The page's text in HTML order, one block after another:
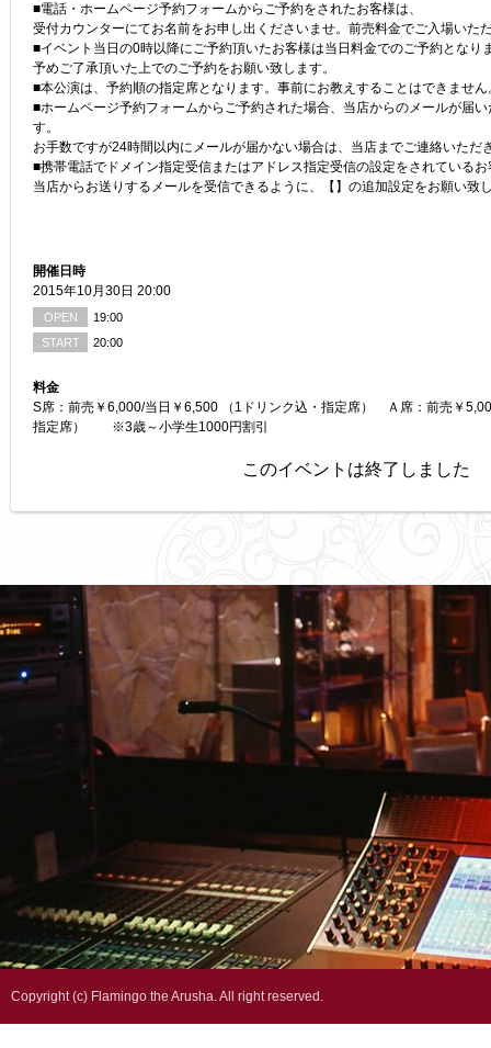
■電話・ホームページ予約フォームからご予約をされたお客様は、
受付カウンターにてお名前をお申し出くださいませ。前売料金でご入場いた
■イベント当日の0時以降にご予約頂いたお客様は当日料金でのご予約となり
予めご了承頂いた上でのご予約をお願い致します。
■本公演は、予約順の指定席となります。事前にお教えすることはできません
■ホームページ予約フォームからご予約された場合、当店からのメールが届
す。
お手数ですが24時間以内にメールが届かない場合は、当店までご連絡いただ
■携帯電話でドメイン指定受信またはアドレス指定受信の設定をされているお
当店からお送りするメールを受信できるように、【】の追加設定をお願い致
開催日時
2015年10月30日 20:00
OPEN
19:00
START
20:00
料金
S席：前売￥6,000/当日￥6,500 （1ドリンク込・指定席） Ａ席：前売￥
指定席） ※3歳～小学生1000円割引
このイベントは終了しました
フラ
Copyright (c) Flamingo the Arusha. All right reserved.